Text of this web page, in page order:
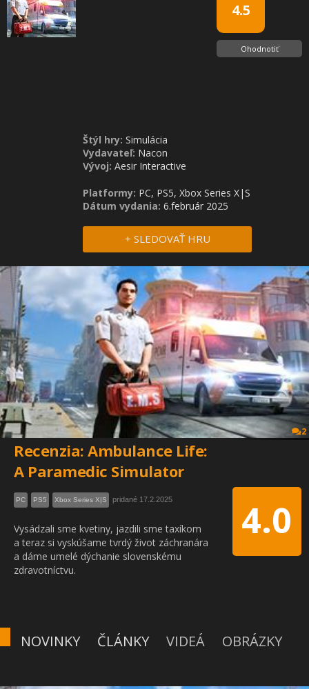
4.5
Ohodnotiť
Štýl hry: Simulácia
Vydavateľ: Nacon
Vývoj: Aesir Interactive
Platformy: PC, PS5, Xbox Series X|S
Dátum vydania: 6.február 2025
+ SLEDOVAŤ HRU
2
Recenzia: Ambulance Life:
A Paramedic Simulator
4.0
PC PS5 Xbox Series X|S pridané 17.2.2025
Vysádzali sme kvetiny, jazdili sme taxíkom
a teraz si vyskúšame tvrdý život záchranára
a dáme umelé dýchanie slovenskému
zdravotníctvu.
NOVINKY ČLÁNKY VIDEÁ OBRÁZKY